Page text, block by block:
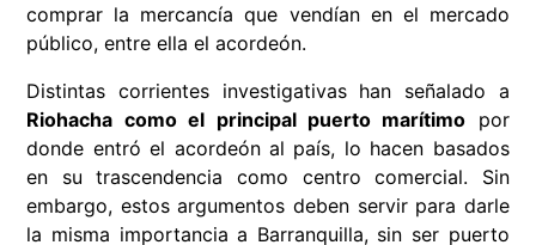
comprar la mercancía que vendían en el mercado
público, entre ella el acordeón.
Distintas corrientes investigativas han señalado a
Riohacha como el principal puerto marítimo por
donde entró el acordeón al país, lo hacen basados
en su trascendencia como centro comercial. Sin
embargo, estos argumentos deben servir para darle
la misma importancia a Barranquilla, sin ser puerto